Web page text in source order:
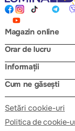
Magazin online
Orar de lucru
Informații
Cum ne găsești
Setări cookie-uri
Politica de cookie-